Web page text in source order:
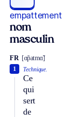
empattement
nom
masculin
FR [ɑ̃patmɑ̃]
Technique.
Ce
qui
sert
de
1